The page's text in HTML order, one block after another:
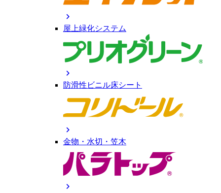
chevron_right
屋上緑化システム
chevron_right
防滑性ビニル床シート
chevron_right
金物・水切・笠木
chevron_right